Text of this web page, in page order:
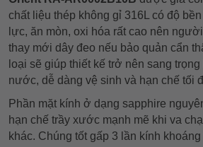
chất liệu thép không gỉ 316L có độ
lực, ăn mòn, oxi hóa rất cao nên
thay mới dây đeo nếu bảo quản cẩn
loại sẽ giúp thiết kế trở nên sang
nước, dễ dàng vệ sinh và hạn chế tối
Phần mặt kính ở dạng sapphire
hạn chế trầy xước mạnh mẽ khi va
khác. Chúng tốt gấp 3 lần kính